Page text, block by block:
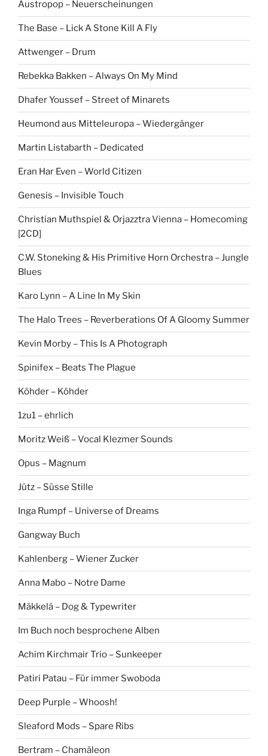
Austropop – Neuerscheinungen
The Base – Lick A Stone Kill A Fly
Attwenger – Drum
Rebekka Bakken – Always On My Mind
Dhafer Youssef – Street of Minarets
Heumond aus Mitteleuropa – Wiedergänger
Martin Listabarth – Dedicated
Eran Har Even – World Citizen
Genesis – Invisible Touch
Christian Muthspiel & Orjazztra Vienna – Homecoming
[2CD]
C.W. Stoneking & His Primitive Horn Orchestra – Jungle
Blues
Karo Lynn – A Line In My Skin
The Halo Trees – Reverberations Of A Gloomy Summer
Kevin Morby – This Is A Photograph
Spinifex – Beats The Plague
Köhder – Köhder
1zu1 – ehrlich
Moritz Weiß – Vocal Klezmer Sounds
Opus – Magnum
Jütz – Süsse Stille
Inga Rumpf – Universe of Dreams
Gangway Buch
Kahlenberg – Wiener Zucker
Anna Mabo – Notre Dame
Mäkkelä – Dog & Typewriter
Im Buch noch besprochene Alben
Achim Kirchmair Trio – Sunkeeper
Patiri Patau – Für immer Swoboda
Deep Purple – Whoosh!
Sleaford Mods – Spare Ribs
Bertram – Chamäleon